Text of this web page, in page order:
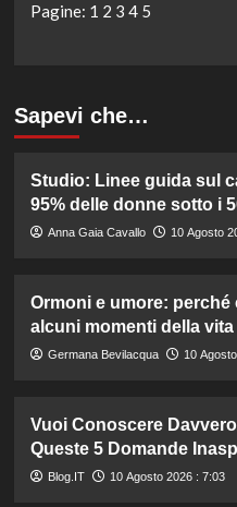
Pagine: 1 2 3 4 5
Sapevi che…
Studio: Linee guida sul
95% delle donne sotto i
Anna Gaia Cavallo 10 Agosto
Ormoni e umore:
alcuni momenti della vita
Germana Bevilacqua 10
Vuoi Conoscere
Queste 5 Domande
Blog.IT 10 Agosto 2026 : 7:03